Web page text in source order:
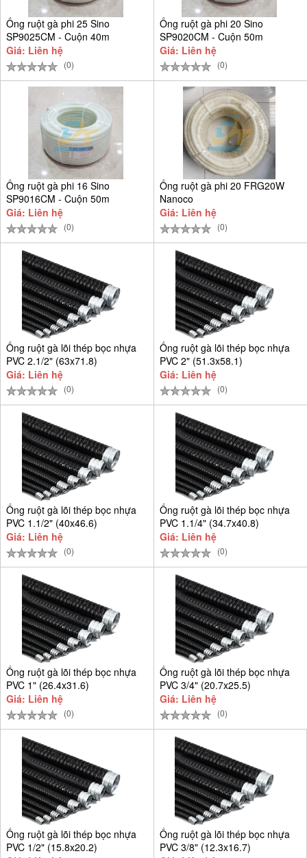
Ống ruột gà phi 25 Sino
SP9025CM - Cuộn 40m
Giá: Liên hệ
(0)
Ống ruột gà phi 20 Sino
SP9020CM - Cuộn 50m
Giá: Liên hệ
(0)
Ống ruột gà phi 16 Sino
SP9016CM - Cuộn 50m
Giá: Liên hệ
(0)
Ống ruột gà phi 20 FRG20W
Nanoco
Giá: Liên hệ
(0)
Ống ruột gà lõi thép bọc nhựa
PVC 2.1/2" (63x71.8)
Giá: Liên hệ
(0)
Ống ruột gà lõi thép bọc nhựa
PVC 2" (51.3x58.1)
Giá: Liên hệ
(0)
Ống ruột gà lõi thép bọc nhựa
PVC 1.1/2" (40x46.6)
Giá: Liên hệ
(0)
Ống ruột gà lõi thép bọc nhựa
PVC 1.1/4" (34.7x40.8)
Giá: Liên hệ
(0)
Ống ruột gà lõi thép bọc nhựa
PVC 1" (26.4x31.6)
Giá: Liên hệ
(0)
Ống ruột gà lõi thép bọc nhựa
PVC 3/4" (20.7x25.5)
Giá: Liên hệ
(0)
Ống ruột gà lõi thép bọc nhựa
PVC 1/2" (15.8x20.2)
Ống ruột gà lõi thép bọc nhựa
PVC 3/8" (12.3x16.7)